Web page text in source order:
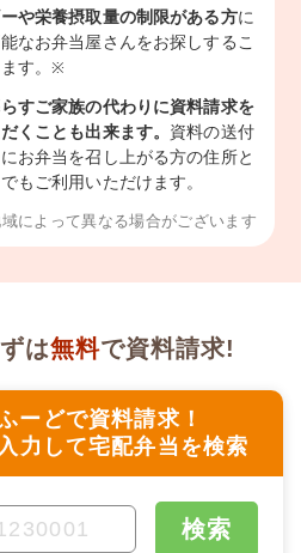
や栄養摂取量の制限がある方に
なお弁当屋さんをお探しするこ
す。※
すご家族の代わりに資料請求を
くことも出来ます。 資料の送付
お弁当を召し上がる方の住所と
もご利用いただけます。
によって異なる場合がございます
ーどで資料請求！
力して宅配弁当を検索
は無料で資料請求!
検索